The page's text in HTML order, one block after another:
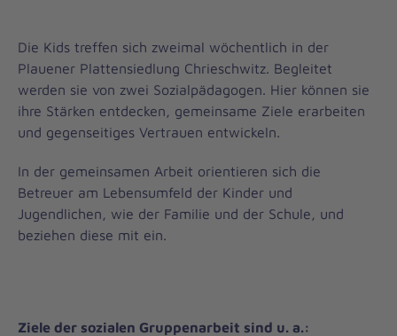
Die Kids treffen sich zweimal wöchentlich in der
Plauener Plattensiedlung Chrieschwitz. Begleitet
werden sie von zwei Sozialpädagogen. Hier können sie
ihre Stärken entdecken, gemeinsame Ziele erarbeiten
und gegenseitiges Vertrauen entwickeln.
In der gemeinsamen Arbeit orientieren sich die
Betreuer am Lebensumfeld der Kinder und
Jugendlichen, wie der Familie und der Schule, und
beziehen diese mit ein.
Ziele der sozialen Gruppenarbeit sind u. a.: